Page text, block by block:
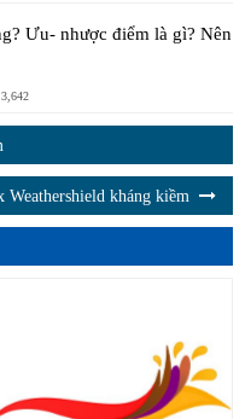
Ưu- nhược điểm là gì? Nên
3,642
kháng kiềm